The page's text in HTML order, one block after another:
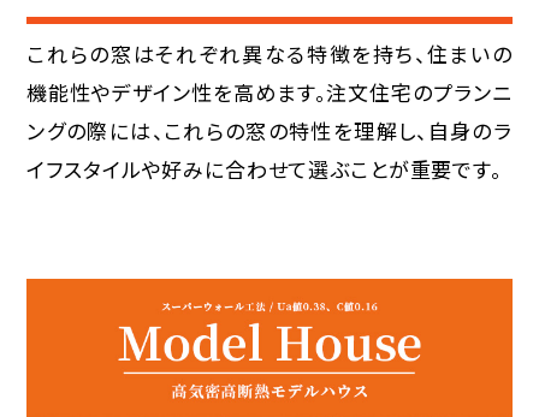
これらの窓はそれぞれ異なる特徴を持ち、住まいの
機能性やデザイン性を高めます。注文住宅のプランニ
ングの際には、これらの窓の特性を理解し、自身のラ
イフスタイルや好みに合わせて選ぶことが重要です。